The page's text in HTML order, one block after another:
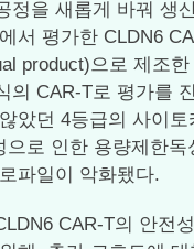
정을 새롭게 바꿔 생
서 평가한 CLDN6
product)으로 제조
의 CAR-T로 평가를
았던 4등급의 사이
으로 인한 용량제한독
파일이 악화됐다.
CAR-T의 안전